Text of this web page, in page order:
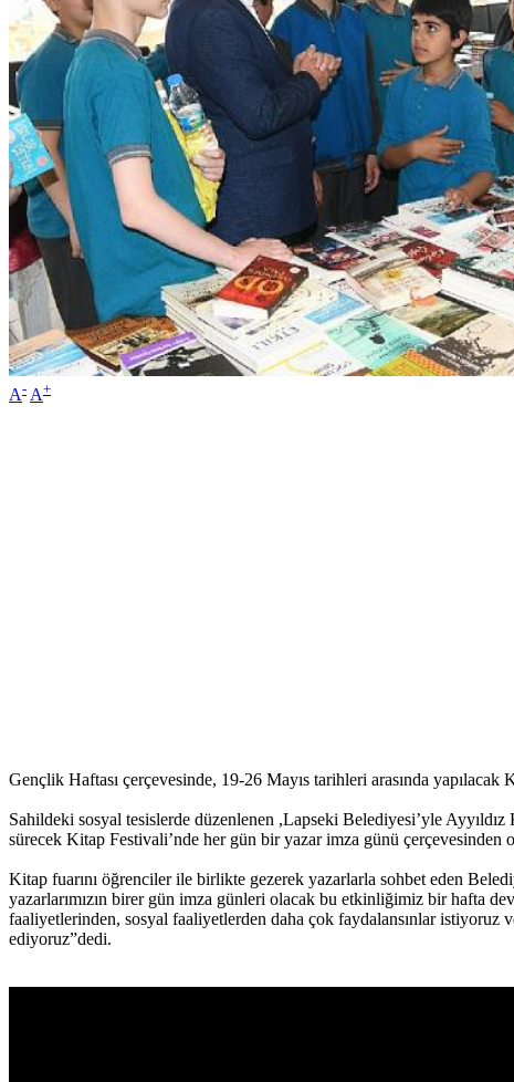
A- A+
Gençlik Haftası çerçevesinde, 19-26 Mayıs tarihleri arasında
Sahildeki sosyal tesislerde düzenlenen ,Lapseki Belediyesi’yle
sürecek Kitap Festivali’nde her gün bir yazar imza günü çerçevesinden
Kitap fuarını öğrenciler ile birlikte gezerek yazarlarla sohbet eden
yazarlarımızın birer gün imza günleri olacak bu etkinliğimiz bir hafta
faaliyetlerinden, sosyal faaliyetlerden daha çok faydalansınlar
ediyoruz”dedi.